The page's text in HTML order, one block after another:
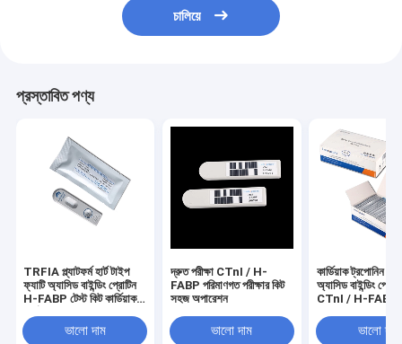
চালিয়ে
প্রস্তাবিত পণ্য
TRFIA প্ল্যাটফর্ম হার্ট টাইপ
ফ্যাটি অ্যাসিড বাইন্ডিং প্রোটিন
H-FABP টেস্ট কিট কার্ডিয়াক
ভালো দাম
দ্রুত পরীক্ষা CTnI / H-
FABP পরিমাণগত পরীক্ষার কিট
সহজ অপারেশন
ভালো দাম
কার্ডিয়াক ট্রপোনিন I
অ্যাসিড বাইন্ডিং
CTnI / H-FABP
ভালো দাম